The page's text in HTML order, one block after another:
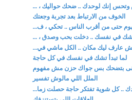
وتحس إنك لوحدك .. ضحك حواليك ، ...
الخوف من الارتباط بعد تجربة وجعتك
حتى من أقرب الناس .. تحكي ، ف...
تشك في نفسك .. دخلت بحب وصدق ، ...
عارف ليك مكان .. الكل ماشي في...
لما تبدأ تشك في نفسك في كل حاجة
بتضحك بس جواك حزن مش مفهوم
الملل اللي مالوش تفسير
.. كل شوية تفتكر حاجة حصلت زما...